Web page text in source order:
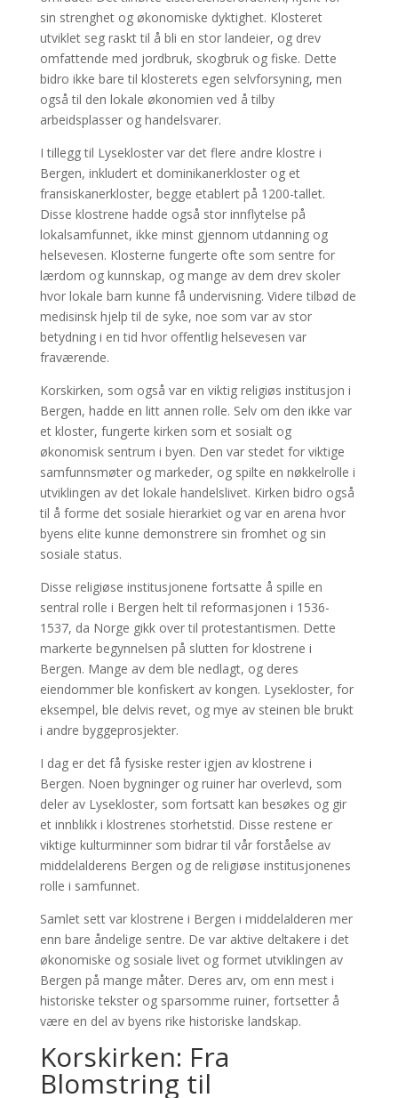
sin strenghet og økonomiske dyktighet. Klosteret
utviklet seg raskt til å bli en stor landeier, og drev
omfattende med jordbruk, skogbruk og fiske. Dette
bidro ikke bare til klosterets egen selvforsyning, men
også til den lokale økonomien ved å tilby
arbeidsplasser og handelsvarer.
I tillegg til Lysekloster var det flere andre klostre i
Bergen, inkludert et dominikanerkloster og et
fransiskanerkloster, begge etablert på 1200-tallet.
Disse klostrene hadde også stor innflytelse på
lokalsamfunnet, ikke minst gjennom utdanning og
helsevesen. Klosterne fungerte ofte som sentre for
lærdom og kunnskap, og mange av dem drev skoler
hvor lokale barn kunne få undervisning. Videre tilbød de
medisinsk hjelp til de syke, noe som var av stor
betydning i en tid hvor offentlig helsevesen var
fraværende.
Korskirken, som også var en viktig religiøs institusjon i
Bergen, hadde en litt annen rolle. Selv om den ikke var
et kloster, fungerte kirken som et sosialt og
økonomisk sentrum i byen. Den var stedet for viktige
samfunnsmøter og markeder, og spilte en nøkkelrolle i
utviklingen av det lokale handelslivet. Kirken bidro også
til å forme det sosiale hierarkiet og var en arena hvor
byens elite kunne demonstrere sin fromhet og sin
sosiale status.
Disse religiøse institusjonene fortsatte å spille en
sentral rolle i Bergen helt til reformasjonen i 1536-
1537, da Norge gikk over til protestantismen. Dette
markerte begynnelsen på slutten for klostrene i
Bergen. Mange av dem ble nedlagt, og deres
eiendommer ble konfiskert av kongen. Lysekloster, for
eksempel, ble delvis revet, og mye av steinen ble brukt
i andre byggeprosjekter.
I dag er det få fysiske rester igjen av klostrene i
Bergen. Noen bygninger og ruiner har overlevd, som
deler av Lysekloster, som fortsatt kan besøkes og gir
et innblikk i klostrenes storhetstid. Disse restene er
viktige kulturminner som bidrar til vår forståelse av
middelalderens Bergen og de religiøse institusjonenes
rolle i samfunnet.
Samlet sett var klostrene i Bergen i middelalderen mer
enn bare åndelige sentre. De var aktive deltakere i det
økonomiske og sosiale livet og formet utviklingen av
Bergen på mange måter. Deres arv, om enn mest i
historiske tekster og sparsomme ruiner, fortsetter å
være en del av byens rike historiske landskap.
Korskirken: Fra
Blomstring til